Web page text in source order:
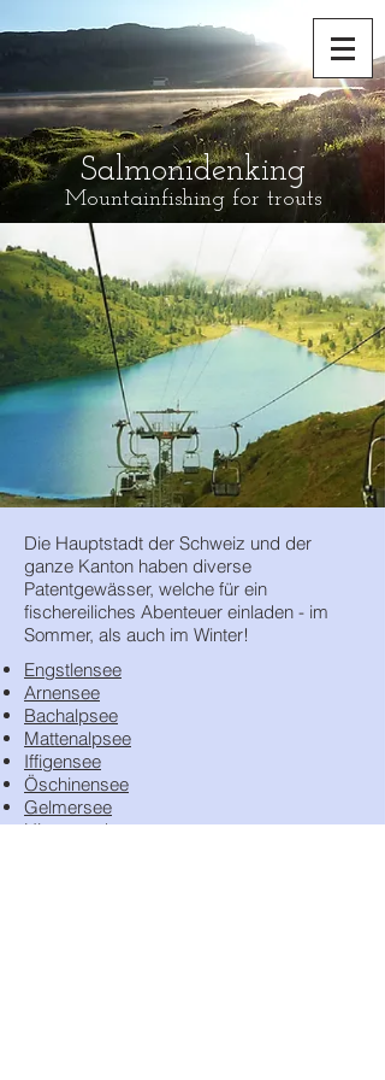
Salmonidenking
Mountainfishing for trouts
Die Hauptstadt der Schweiz und der
ganze Kanton haben diverse
Patentgewässer, welche für ein
fischereiliches Abenteuer einladen - im
Sommer, als auch im Winter!
Engstlensee
Arnensee
Bachalpsee
Mattenalpsee
Iffigensee
Öschinensee
Gelmersee
Hinterstockesee